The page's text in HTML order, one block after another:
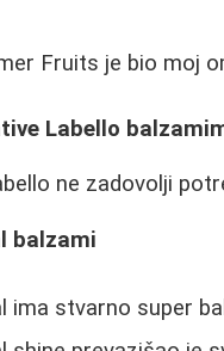
Fruits je bio moj
Labello
ne zadovolji
balzami
ima stvarno super